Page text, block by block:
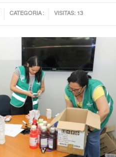
CATEGORIA : VISITAS: 13